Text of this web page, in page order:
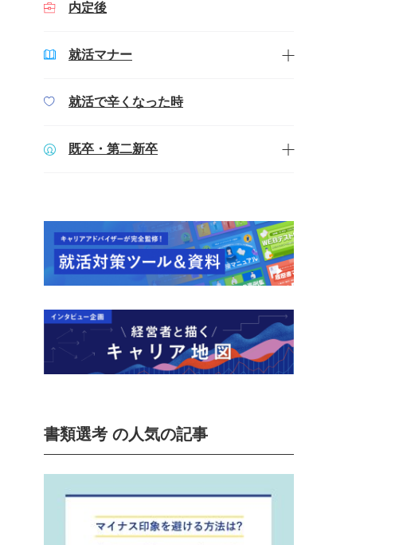
内定後
就活マナー
就活で辛くなった時
既卒・第二新卒
書類選考 の人気の記事